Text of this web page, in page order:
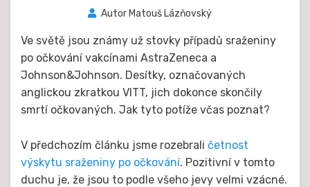
Autor Matouš Lázňovský
Ve světě jsou známy už stovky případů sraženiny
po očkování vakcínami AstraZeneca a
Johnson&Johnson. Desítky, označovaných
anglickou zkratkou VITT, jich dokonce skončily
smrtí očkovaných. Jak tyto potíže včas poznat?
V předchozím článku jsme rozebrali četnost
výskytu sraženiny po očkování. Pozitivní v tomto
duchu je, že jsou to podle všeho jevy velmi vzácné.